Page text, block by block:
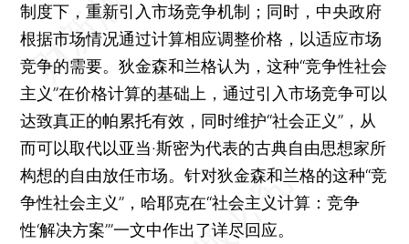
制度下，重新引入市场竞争机制；同时，中央政府
根据市场情况通过计算相应调整价格，以适应市场
竞争的需要。狄金森和兰格认为，这种“竞争性社会
主义”在价格计算的基础上，通过引入市场竞争可以
达致真正的帕累托有效，同时维护“社会正义”，从
而可以取代以亚当·斯密为代表的古典自由思想家所
构想的自由放任市场。针对狄金森和兰格的这种“竞
争性社会主义”，哈耶克在“社会主义计算：竞争
性‘解决方案’”一文中作出了详尽回应。